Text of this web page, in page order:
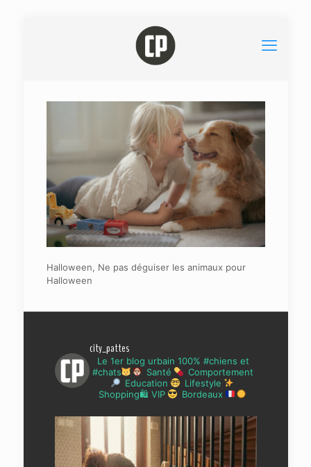
Halloween, Ne pas déguiser les animaux pour
Halloween
city_pattes
Le 1er blog urbain 100% #chiens et
#chats
Santé
Comportement
Education
Lifestyle
Shopping🛍 VIP
Bordeaux